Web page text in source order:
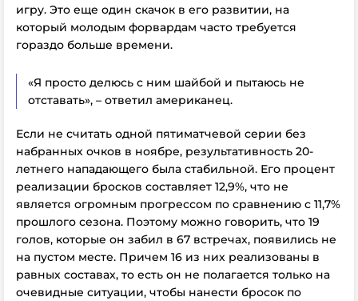
игру. Это еще один скачок в его развитии, на
который молодым форвардам часто требуется
гораздо больше времени.
«Я просто делюсь с ним шайбой и пытаюсь не
отставать», – ответил американец.
Если не считать одной пятиматчевой серии без
набранных очков в ноябре, результативность 20-
летнего нападающего была стабильной. Его процент
реализации бросков составляет 12,9%, что не
является огромным прогрессом по сравнению с 11,7%
прошлого сезона. Поэтому можно говорить, что 19
голов, которые он забил в 67 встречах, появились не
на пустом месте. Причем 16 из них реализованы в
равных составах, то есть он не полагается только на
очевидные ситуации, чтобы нанести бросок по